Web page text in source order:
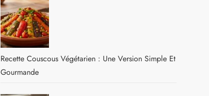
Recette Couscous Végétarien : Une Version Simple Et
Gourmande